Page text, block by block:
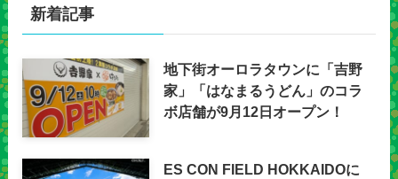
新着記事
地下街オーロラタウンに「吉野
家」「はなまるうどん」のコラ
ボ店舗が9月12日オープン！
ES CON FIELD HOKKAIDOに